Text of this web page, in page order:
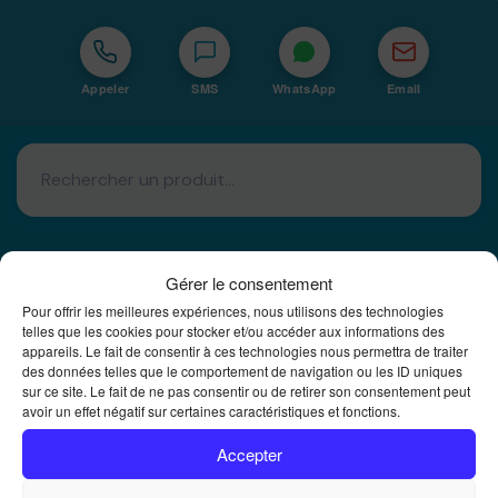
Gérer le consentement
Pour offrir les meilleures expériences, nous utilisons des technologies
telles que les cookies pour stocker et/ou accéder aux informations des
appareils. Le fait de consentir à ces technologies nous permettra de traiter
des données telles que le comportement de navigation ou les ID uniques
sur ce site. Le fait de ne pas consentir ou de retirer son consentement peut
avoir un effet négatif sur certaines caractéristiques et fonctions.
Accepter
Appeler SMS WhatsApp Email
Basé à La Réunion · 974
Bureautique Reunion Ei
Intégrateur de solutions d'impression Bureautique et
DTF à la Réunion